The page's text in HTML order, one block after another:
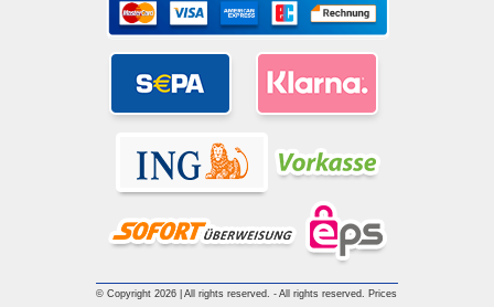
© Copyright 2026 | All rights reserved. - All rights reserved. Prices